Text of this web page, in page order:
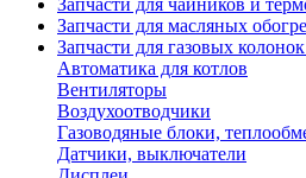
Запчасти для чайников и
Запчасти для масляных
Запчасти для газовых
Автоматика для котлов
Вентиляторы
Воздухоотводчики
Газоводяные блоки,
Датчики, выключатели